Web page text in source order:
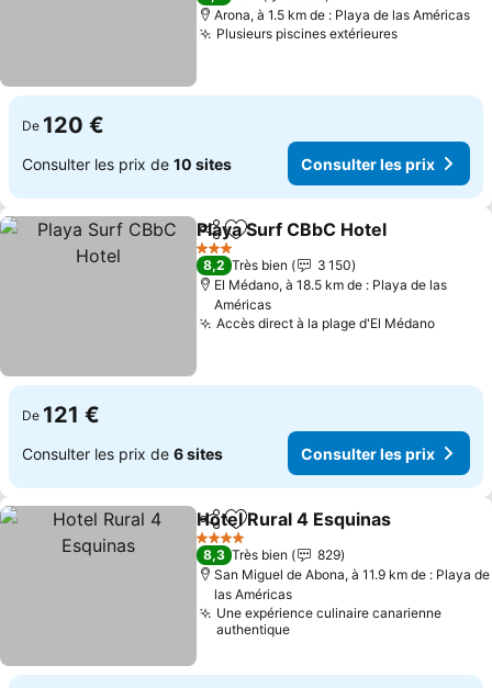
Arona, à 1.5 km de : Playa de las Américas
Plusieurs piscines extérieures
De 120 €
Consulter les prix de 10 sites Consulter les prix
PartagerAjouter à mes favoris
Playa Surf CBbC Hotel
3 Étoiles
8,2 Très bien
3 150
El Médano, à 18.5 km de : Playa de las
Américas
Accès direct à la plage d'El Médano
De 121 €
Consulter les prix de 6 sites Consulter les prix
PartagerAjouter à mes favoris
Hotel Rural 4 Esquinas
4 Étoiles
8,3 Très bien
829
San Miguel de Abona, à 11.9 km de : Playa de
las Américas
Une expérience culinaire canarienne
authentique